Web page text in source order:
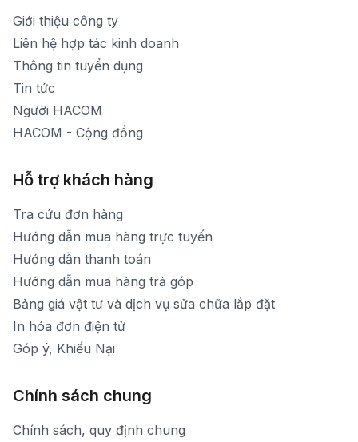
1900 1903 (máy lẻ 160)
[email protected]
Thời gian mở cửa: Từ 8h30-20h hàng ngày
Giới thiệu công ty
Liên hệ hợp tác kinh doanh
Thông tin tuyển dụng
Tin tức
Người HACOM
HACOM - Cộng đồng
Hỗ trợ khách hàng
Tra cứu đơn hàng
Hướng dẫn mua hàng trực tuyến
Hướng dẫn thanh toán
Hướng dẫn mua hàng trả góp
Bảng giá vật tư và dịch vụ sửa chữa lắp đặt
In hóa đơn điện tử
Góp ý, Khiếu Nại
Chính sách chung
Chính sách, quy định chung